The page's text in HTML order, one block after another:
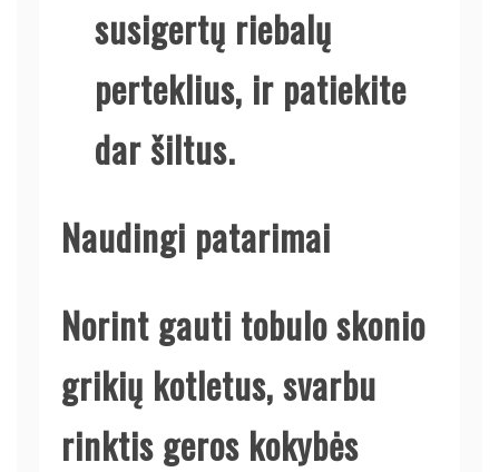
susigertų riebalų
perteklius, ir patiekite
dar šiltus.
Naudingi patarimai
Norint gauti tobulo skonio
grikių kotletus, svarbu
rinktis geros kokybės